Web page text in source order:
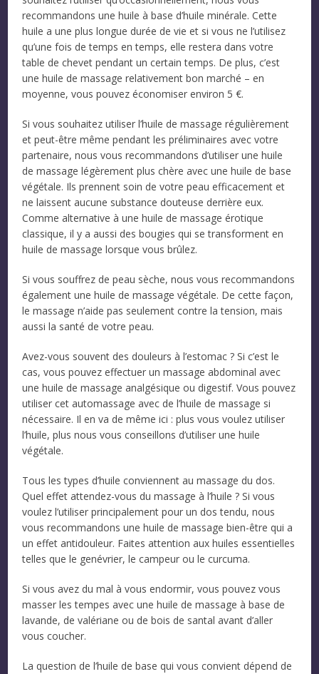
recommandons une huile à base d’huile minérale. Cette
huile a une plus longue durée de vie et si vous ne l’utilisez
qu’une fois de temps en temps, elle restera dans votre
table de chevet pendant un certain temps. De plus, c’est
une huile de massage relativement bon marché – en
moyenne, vous pouvez économiser environ 5 €.
Si vous souhaitez utiliser l’huile de massage régulièrement
et peut-être même pendant les préliminaires avec votre
partenaire, nous vous recommandons d’utiliser une huile
de massage légèrement plus chère avec une huile de base
végétale. Ils prennent soin de votre peau efficacement et
ne laissent aucune substance douteuse derrière eux.
Comme alternative à une huile de massage érotique
classique, il y a aussi des bougies qui se transforment en
huile de massage lorsque vous brûlez.
Si vous souffrez de peau sèche, nous vous recommandons
également une huile de massage végétale. De cette façon,
le massage n’aide pas seulement contre la tension, mais
aussi la santé de votre peau.
Avez-vous souvent des douleurs à l’estomac ? Si c’est le
cas, vous pouvez effectuer un massage abdominal avec
une huile de massage analgésique ou digestif. Vous pouvez
utiliser cet automassage avec de l’huile de massage si
nécessaire. Il en va de même ici : plus vous voulez utiliser
l’huile, plus nous vous conseillons d’utiliser une huile
végétale.
Tous les types d’huile conviennent au massage du dos.
Quel effet attendez-vous du massage à l’huile ? Si vous
voulez l’utiliser principalement pour un dos tendu, nous
vous recommandons une huile de massage bien-être qui a
un effet antidouleur. Faites attention aux huiles essentielles
telles que le genévrier, le campeur ou le curcuma.
Si vous avez du mal à vous endormir, vous pouvez vous
masser les tempes avec une huile de massage à base de
lavande, de valériane ou de bois de santal avant d’aller
vous coucher.
La question de l’huile de base qui vous convient dépend de